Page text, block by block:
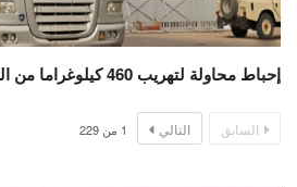
إحباط محاولة لتهريب 460 كيلوغراما من الشيرا بمعبر الكركرات
السابق التالي 1 من 229